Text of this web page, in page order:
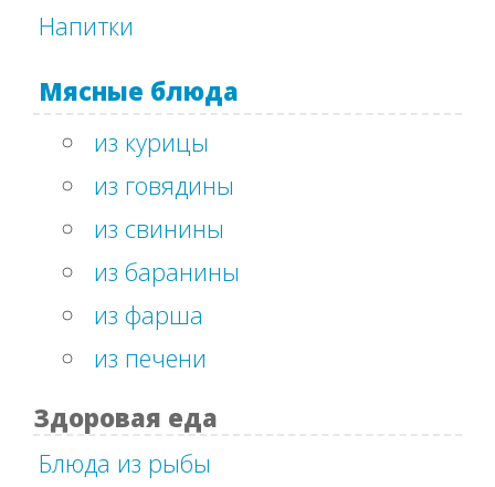
Напитки
Мясные блюда
из курицы
из говядины
из свинины
из баранины
из фарша
из печени
Здоровая еда
Блюда из рыбы